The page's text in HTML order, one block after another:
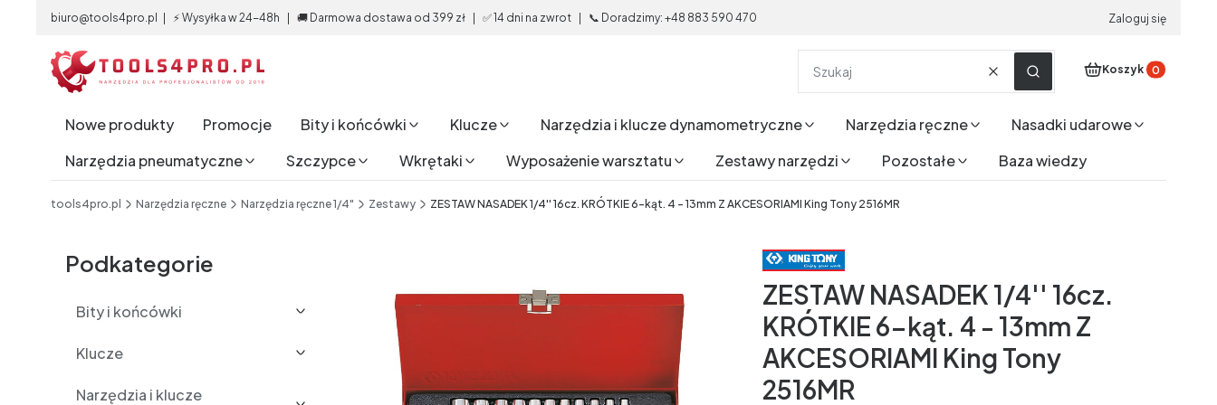
biuro@tools4pro.pl | ⚡ Wysyłka w 24-48h | 🚚 Darmowa dostawa od 399 zł | ✅ 14 dni na zwrot | 📞 Doradzimy: +48 883 590 470 Zaloguj się
WyczyśćSzukaj
Produkty w
Koszyk
Nowe produkty Promocje Bity i końcówki Klucze Narzędzia i klucze dynamometryczne Narzędzia ręczne
Nasadki udarowe
Narzędzia pneumatyczne
Szczypce Wkrętaki Wyposażenie warsztatu Zestawy narzędzi Pozostałe
Baza wiedzy
tools4pro.pl Narzędzia ręczne Narzędzia ręczne 1/4" Zestawy ZESTAW NASADEK 1/4'' 16cz. KRÓTKIE 6-kąt. 4 - 13mm Z AKCESORIAMI King Tony 2516MR
Podkategorie
Bity i końcówki
Klucze
Narzędzia i klucze
ZESTAW NASADEK 1/4'' 16cz.
KRÓTKIE 6-kąt. 4 - 13mm Z
AKCESORIAMI King Tony
2516MR